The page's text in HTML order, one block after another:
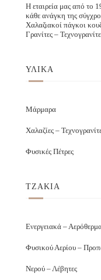
Η εταιρεία μας από το
κάθε ανάγκη της
Χαλαζιακοί πάγκοι
Γρανίτες –
ΥΛΙΚΑ
Μάρμαρα
Χαλαζίες –
Φυσικές Πέτρες
ΤΖΑΚΙΑ
Ενεργειακά –
Φυσικού Αερίου –
Νερού – Λέβητες